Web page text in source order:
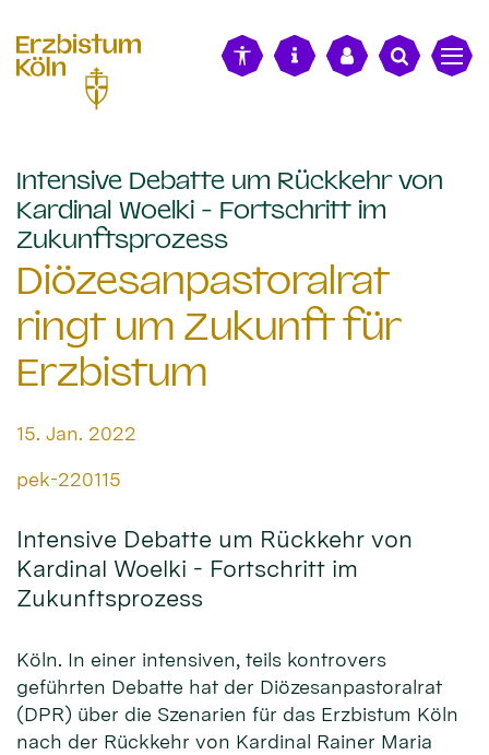
Intensive Debatte um Rückkehr von
Kardinal Woelki - Fortschritt im
Zukunftsprozess:
Diözesanpastoralrat
ringt um Zukunft für
Erzbistum
Datum:
15. Jan. 2022
Von:
pek-220115
Intensive Debatte um Rückkehr von
Kardinal Woelki - Fortschritt im
Zukunftsprozess
Köln. In einer intensiven, teils kontrovers
geführten Debatte hat der Diözesanpastoralrat
(DPR) über die Szenarien für das Erzbistum Köln
nach der Rückkehr von Kardinal Rainer Maria